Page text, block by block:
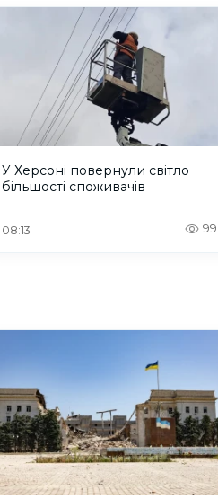
У Херсоні повернули світло
більшості споживачів
08:13 99